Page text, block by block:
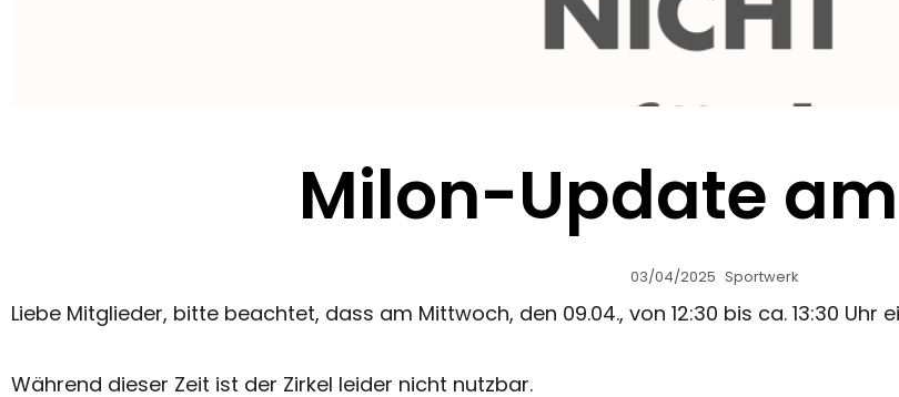
Milon-Update
03/04/2025 Sportwerk
Liebe Mitglieder, bitte beachtet, dass am Mittwoch, den 09.04., von 12:30 bis ca. 13:30
Während dieser Zeit ist der Zirkel leider nicht nutzbar.